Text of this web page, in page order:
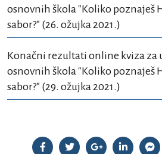
osnovnih škola "Koliko poznaješ
sabor?" (26. ožujka 2021.)
Konačni rezultati online kviza za
osnovnih škola "Koliko poznaješ
sabor?" (29. ožujka 2021.)